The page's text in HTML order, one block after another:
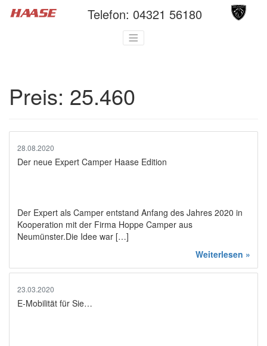
Telefon: 04321 56180
Preis: 25.460
28.08.2020
Der neue Expert Camper Haase Edition
Der Expert als Camper entstand Anfang des Jahres 2020 in
Kooperation mit der Firma Hoppe Camper aus
Neumünster.Die Idee war […]
Weiterlesen »
23.03.2020
E-Mobilität für Sie…